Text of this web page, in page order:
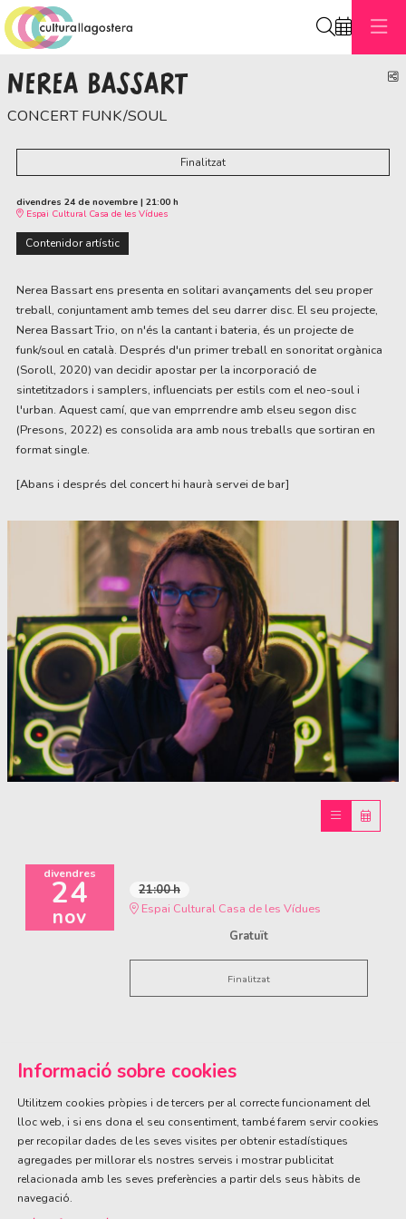
NEREA BASSART
CONCERT FUNK/SOUL
Finalitzat
divendres 24 de novembre | 21:00 h
Espai Cultural Casa de les Vídues
Contenidor artístic
Nerea Bassart ens presenta en solitari avançaments del seu proper
treball, conjuntament amb temes del seu darrer disc. El seu projecte,
Nerea Bassart Trio, on n'és la cantant i bateria, és un projecte de
funk/soul en català. Després d'un primer treball en sonoritat orgànica
(Soroll, 2020) van decidir apostar per la incorporació de
sintetitzadors i samplers, influenciats per estils com el neo-soul i
l'urban. Aquest camí, que van emprrendre amb elseu segon disc
(Presons, 2022) es consolida ara amb nous treballs que sortiran en
format single.
[Abans i després del concert hi haurà servei de bar]
divendres
24
nov
21:00 h
Espai Cultural Casa de les Vídues
Gratuït
Finalitzat
ÀREA DE CULTURA
Olivareta, 38 · T. 972 83 00 05
cultura@llagostera.cat
Sitemap
Informació sobre cookies
Utilitzem cookies pròpies i de tercers per al correcte funcionament del
lloc web, i si ens dona el seu consentiment, també farem servir cookies
per recopilar dades de les seves visites per obtenir estadístiques
agregades per millorar els nostres serveis i mostrar publicitat
relacionada amb les seves preferències a partir dels seus hàbits de
navegació.